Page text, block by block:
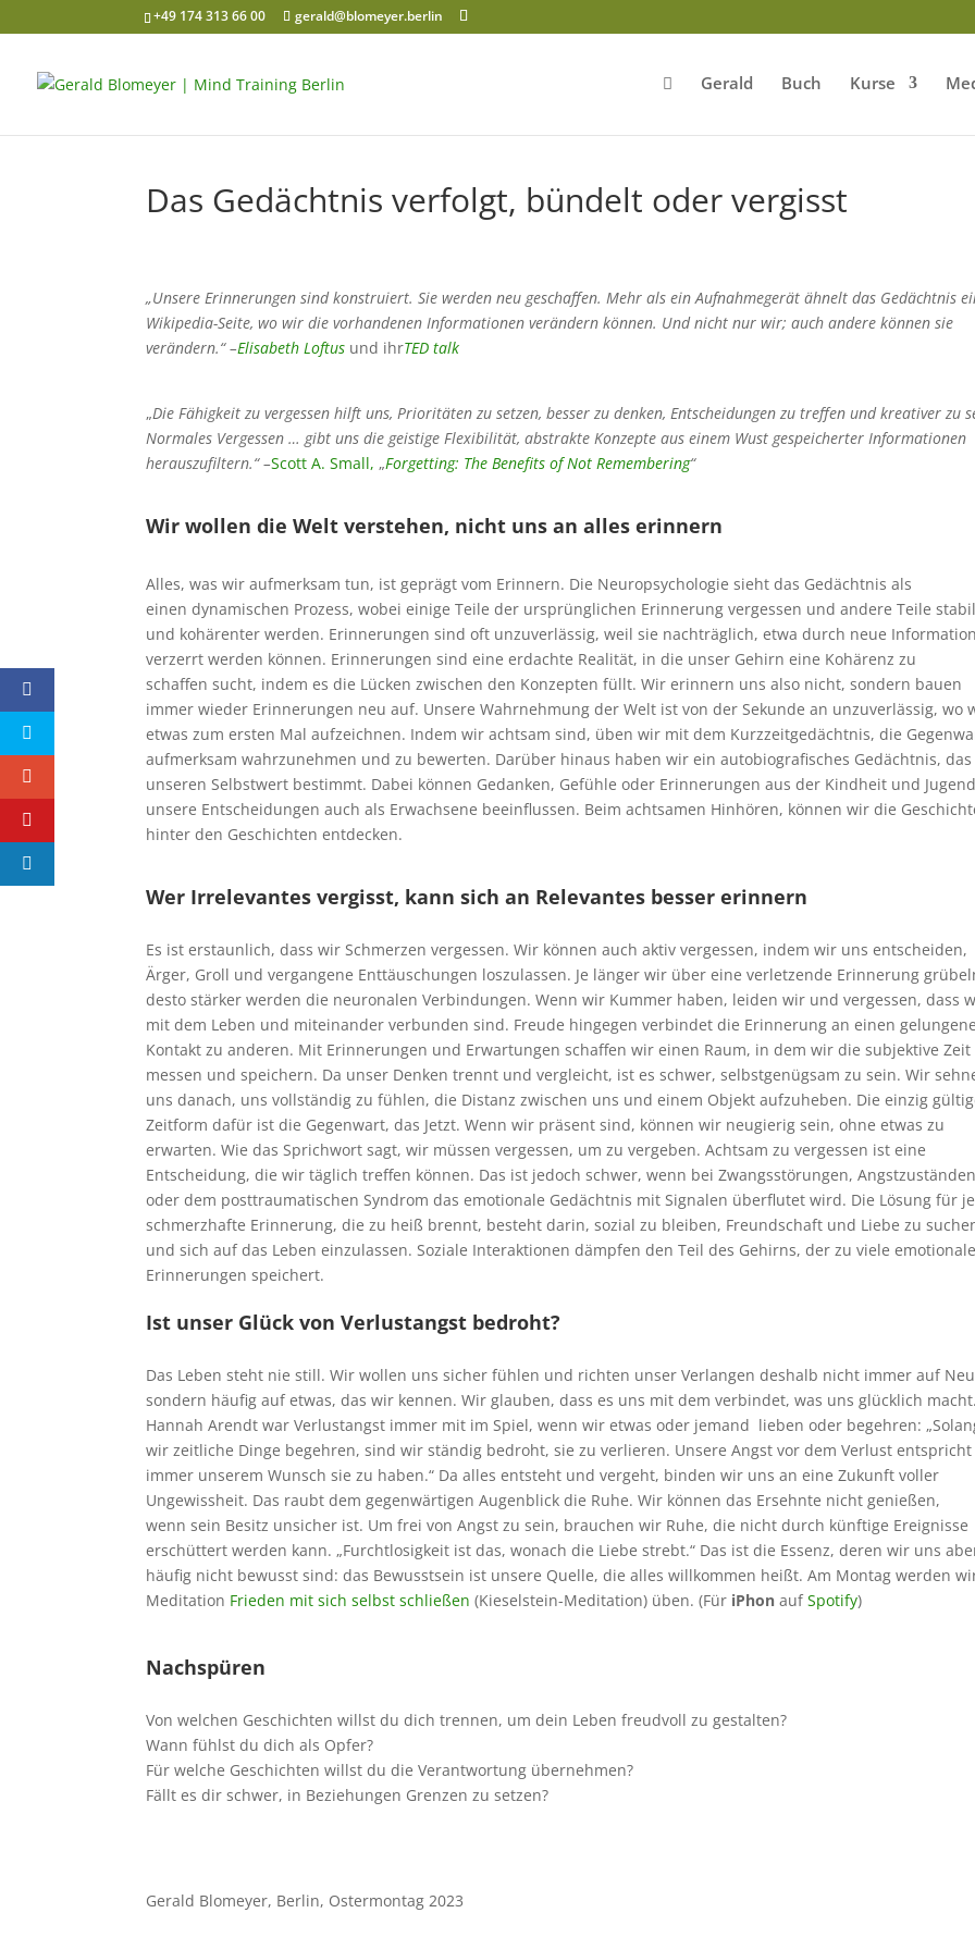
+49 174 313 66 00 gerald@blomeyer.berlin
Gerald Buch Kurse
Das Gedächtnis verfolgt, bündelt oder vergisst
„Unsere Erinnerungen sind konstruiert. Sie werden neu geschaffen. Mehr als ein Aufnahmegerät ähnelt das Gedächtnis
Wikipedia-Seite, wo wir die vorhandenen Informationen verändern können. Und nicht nur wir; auch andere können sie
verändern.“ –Elisabeth Loftus und ihrTED talk
„Die Fähigkeit zu vergessen hilft uns, Prioritäten zu setzen, besser zu denken, Entscheidungen zu treffen und kreativer zu
Normales Vergessen … gibt uns die geistige Flexibilität, abstrakte Konzepte aus einem Wust gespeicherter Informationen
herauszufiltern.“ –Scott A. Small, „Forgetting: The Benefits of Not Remembering“
Wir wollen die Welt verstehen, nicht uns an alles erinnern
Alles, was wir aufmerksam tun, ist geprägt vom Erinnern. Die Neuropsychologie sieht das Gedächtnis als
einen dynamischen Prozess, wobei einige Teile der ursprünglichen Erinnerung vergessen und andere Teile
und kohärenter werden. Erinnerungen sind oft unzuverlässig, weil sie nachträglich, etwa durch neue
verzerrt werden können. Erinnerungen sind eine erdachte Realität, in die unser Gehirn eine Kohärenz zu
schaffen sucht, indem es die Lücken zwischen den Konzepten füllt. Wir erinnern uns also nicht, sondern bauen
immer wieder Erinnerungen neu auf. Unsere Wahrnehmung der Welt ist von der Sekundean unzuverlässig, wo
etwas zum ersten Mal aufzeichnen. Indem wir achtsam sind, üben wir mit dem Kurzzeitgedächtnis, die
aufmerksam wahrzunehmen und zu bewerten. Darüber hinaus haben wir ein autobiografisches Gedächtnis, das
unseren Selbstwert bestimmt. Dabei können Gedanken, Gefühle oder Erinnerungen aus der Kindheit und Jugend
unsere Entscheidungen auch als Erwachsene beeinflussen. Beim achtsamen Hinhören, können wir die
hinter den Geschichten entdecken.
Wer Irrelevantes vergisst, kann sich an Relevantes besser erinnern
Es ist erstaunlich, dass wir Schmerzen vergessen. Wir können auch aktiv vergessen, indem wir uns entscheiden,
Ärger, Groll und vergangene Enttäuschungen loszulassen. Je länger wir über eine verletzende Erinnerung
desto stärker werden die neuronalen Verbindungen. Wenn wir Kummer haben, leiden wir und vergessen, dass
mit dem Leben und miteinander verbunden sind. Freude hingegen verbindet die Erinnerung an einen
Kontakt zu anderen. Mit Erinnerungen und Erwartungen schaffen wir einen Raum, in dem wir die subjektive Zeit
messen und speichern. Da unser Denken trennt und vergleicht, ist es schwer, selbstgenügsam zu sein. Wir
uns danach, uns vollständig zu fühlen, die Distanz zwischen uns und einem Objekt aufzuheben. Die einzig
Zeitform dafür ist die Gegenwart, das Jetzt. Wenn wir präsent sind, können wir neugierig sein, ohne etwas zu
erwarten. Wie das Sprichwort sagt, wir müssen vergessen, um zu vergeben. Achtsam zu vergessen ist eine
Entscheidung, die wir täglich treffen können. Das ist jedochschwer, wenn bei Zwangsstörungen, Angstzuständen
oder dem posttraumatischen Syndrom das emotionale Gedächtnis mit Signalen überflutet wird. Die Lösung für
schmerzhafte Erinnerung, die zu heiß brennt, besteht darin, sozial zu bleiben, Freundschaft und Liebe zu
und sich auf das Leben einzulassen. Soziale Interaktionen dämpfen den Teil des Gehirns, der zu viele emotionale
Erinnerungen speichert.
Ist unser Glück von Verlustangst bedroht?
Das Leben steht nie still. Wir wollen uns sicher fühlen und richten unser Verlangen deshalb nicht immer auf
sondern häufig auf etwas, das wir kennen. Wir glauben, dass es uns mit dem verbindet, was uns glücklich
Hannah Arendt warVerlustangst immer mit im Spiel, wenn wir etwas oder jemand lieben oder begehren:
wir zeitliche Dinge begehren, sind wir ständig bedroht, sie zu verlieren. Unsere Angst vor dem Verlust entspricht
immer unserem Wunsch sie zu haben.“ Da alles entsteht und vergeht, binden wir uns an eine Zukunft voller
Ungewissheit. Das raubt dem gegenwärtigen Augenblick die Ruhe. Wir können das Ersehnte nicht genießen,
wenn sein Besitz unsicher ist. Um frei von Angst zu sein, brauchen wir Ruhe, die nicht durch künftige Ereignisse
erschüttert werden kann. „Furchtlosigkeit ist das, wonach die Liebe strebt.“ Das ist die Essenz, deren wir uns
häufig nicht bewusst sind: das Bewusstsein ist unsere Quelle, die alles willkommen heißt. Am Montag werden
Meditation Frieden mit sich selbst schließen (Kieselstein-Meditation) üben. (Für iPhon aufSpotify)
Nachspüren
Von welchen Geschichten willst du dich trennen, um dein Leben freudvoll zu gestalten?
Wann fühlst du dich als Opfer?
Für welche Geschichten willst du die Verantwortung übernehmen?
Fällt es dir schwer, in Beziehungen Grenzen zu setzen?
Gerald Blomeyer, Berlin, Ostermontag 2023